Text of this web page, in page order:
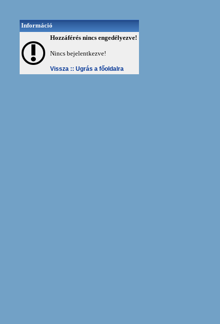
Információ
Hozzáférés nincs engedélyezve!
Nincs bejelentkezve!
Vissza :: Ugrás a főoldalra